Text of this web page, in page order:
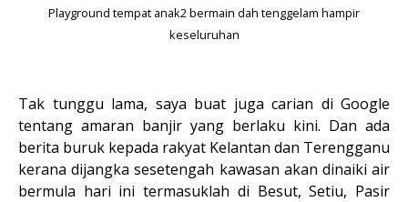
Playground tempat anak2 bermain dah tenggelam hampir
keseluruhan
Tak tunggu lama, saya buat juga carian di Google
tentang amaran banjir yang berlaku kini. Dan ada
berita buruk kepada rakyat Kelantan dan Terengganu
kerana dijangka sesetengah kawasan akan dinaiki air
bermula hari ini termasuklah di Besut, Setiu, Pasir